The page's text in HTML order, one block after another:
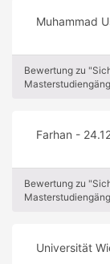
Muhammad
Bewertung zu
Farhan -
Bewertung zu
Universität